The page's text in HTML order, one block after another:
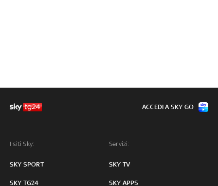
I siti Sky:
SKY SPORT
SKY TG24
Servizi:
SKY TV
SKY APPS
ACCEDI A SKY GO